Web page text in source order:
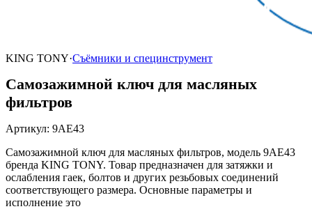
KING TONY·Съёмники и специнструмент
Самозажимной ключ для масляных
фильтров
Артикул: 9AE43
Самозажимной ключ для масляных фильтров, модель 9AE43
бренда KING TONY. Товар предназначен для затяжки и
ослабления гаек, болтов и других резьбовых соединений
соответствующего размера. Основные параметры и
исполнение это